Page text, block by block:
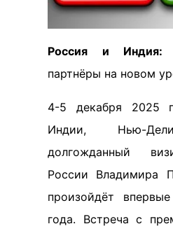
Россия и Индия:
партнёры на новом
4-5 декабря 2025
Индии, Нью-
долгожданный
России Владимира
произойдёт
года. Встреча с